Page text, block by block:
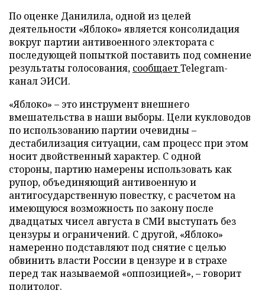
По оценке Данилила, одной из целей
деятельности «Яблоко» является консолидация
вокруг партии антивоенного электората с
последующей попыткой поставить под сомнение
результаты голосования, сообщаетTelegram-
канал ЭИСИ.
«Яблоко» – это инструмент внешнего
вмешательства в наши выборы. Цели кукловодов
по использованию партии очевидны –
дестабилизация ситуации, сам процесс при этом
носит двойственный характер. С одной
стороны, партию намерены использовать как
рупор, объединяющий антивоенную и
антигосударственную повестку, с расчетом на
имеющуюся возможность по закону после
двадцатых чисел августа в СМИ выступать без
цензуры и ограничений. С другой, «Яблоко»
намеренно подставляют под снятие с целью
обвинить власти России в цензуре и в страхе
перед так называемой «оппозицией», – говорит
политолог.